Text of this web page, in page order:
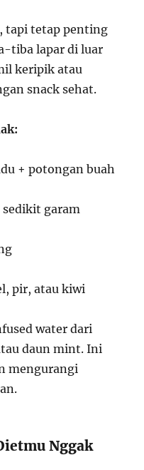
, tapi tetap penting
tiba lapar di luar
keripik atau
snack sehat.
+ potongan buah
sedikit garam
pir, atau kiwi
water dari
daun mint. Ini
mengurangi
Nggak